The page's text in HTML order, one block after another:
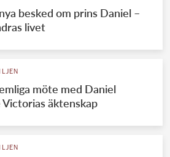
besked om prins Daniel –
livet
möte med Daniel
Victorias äktenskap